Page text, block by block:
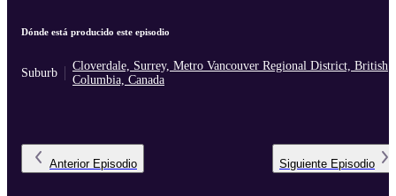
Dónde está producido este episodio
Suburb
Cloverdale, Surrey, Metro Vancouver Regional District, British
Columbia, Canada
Anterior Episodio Siguiente Episodio